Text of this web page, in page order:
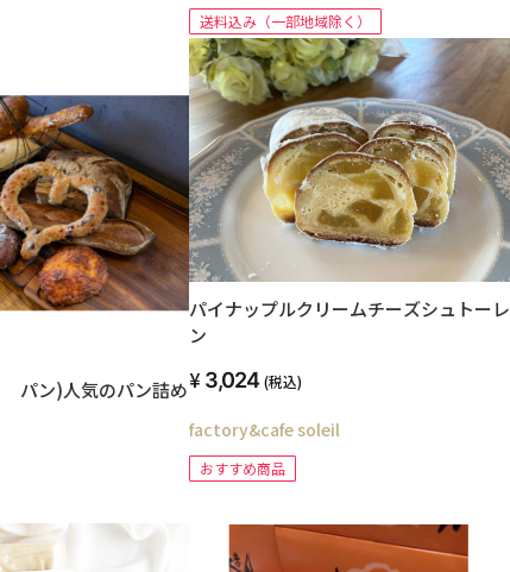
送料込み（一部地域除く）
パン)人気のパン詰め
パイナップルクリームチーズシュトーレ
ン
3,024 (税込)
factory&cafe soleil
おすすめ商品